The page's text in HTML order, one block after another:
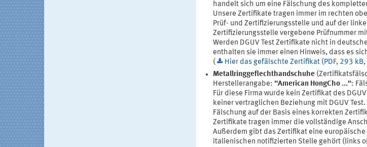
handelt sich um eine Fälschung des
Unsere Zertifikate tragen immer im rechten
Prüf- und Zertifizierungsstelle und auf der
Zertifizierungsstelle vergebene Prüfnummer
Werden DGUV Test Zertifikate nicht in
enthalten sie immer einen Hinweis, dass es
(
Hier das gefälschte Zertifikat (PDF, 293
Metallringgeflechthandschuhe
Herstellerangabe: "American HongCho ...":
Für diese Firma wurde kein Zertifikat des
keiner vertraglichen Beziehung mit DGUV
Fälschung auf der Basis eines korrekten
Zertifikate tragen immer die vollständige
Außerdem gibt das Zertifikat eine europäische
italienischen notifizierten Stelle gehört (links